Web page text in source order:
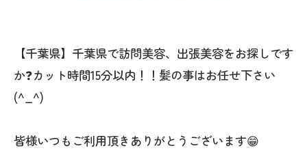
【千葉県】千葉県で訪問美容、出張美容をお探しです
か❓カット時間15分以内！！髪の事はお任せ下さい
(^_^)
皆様いつもご利用頂きありがとうございます😁